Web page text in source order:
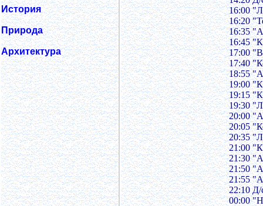
История
Природа
Архитектура
16:00
16:20
16:35
16:45
17:00
17:40
18:55
19:00
19:15
19:30
20:00
20:05
20:35
21:00
21:30
21:50
21:55
22:10 Д/
00:00